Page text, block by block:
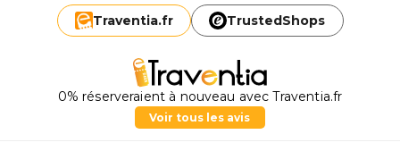
Traventia.fr TrustedShops
0% réserveraient à nouveau avec Traventia.fr
Voir tous les avis